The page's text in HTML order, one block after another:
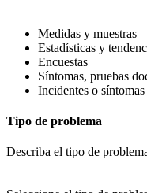
Medidas y muestras
Estadísticas y
Encuestas
Síntomas, pruebas
Incidentes o
Tipo de problema
Describa el tipo de